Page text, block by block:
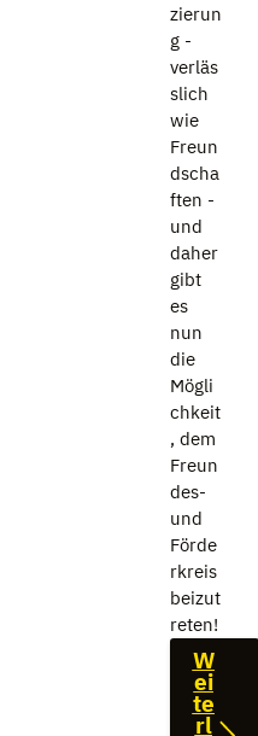
zierun
g -
verläs
slich
wie
Freun
dscha
ften -
und
daher
gibt
es
nun
die
Mögli
chkeit
, dem
Freun
des-
und
Förde
rkreis
beizut
reten!
W
ei
te
rl